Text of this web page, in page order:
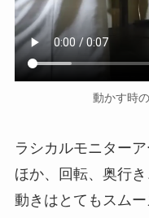
動かす時
ラシカルモニター
ほか、回転、奥行
動きはとてもスムー